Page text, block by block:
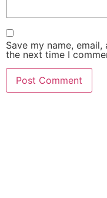
Save my name,
the next time I